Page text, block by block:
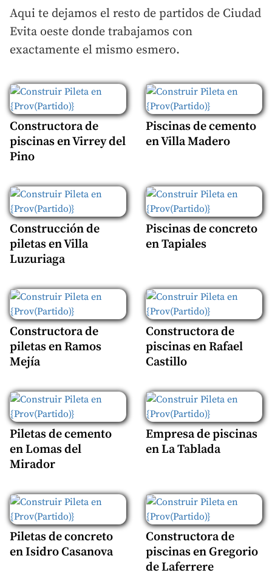
Aqui te dejamos el resto de partidos de Ciudad
Evita oeste donde trabajamos con
exactamente el mismo esmero.
Constructora de
piscinas en Virrey del
Pino
Piscinas de cemento
en Villa Madero
Construcción de
piletas en Villa
Luzuriaga
Piscinas de concreto
en Tapiales
Constructora de
piletas en Ramos
Mejía
Constructora de
piscinas en Rafael
Castillo
Piletas de cemento
en Lomas del
Mirador
Empresa de piscinas
en La Tablada
Piletas de concreto
en Isidro Casanova
Constructora de
piscinas en Gregorio
de Laferrere